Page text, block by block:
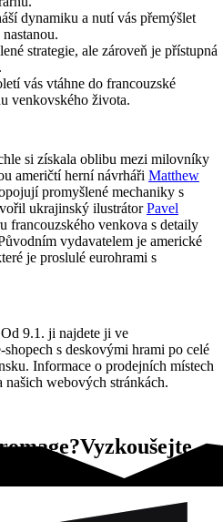
dynamiku a nutí vás přemýšlet
strategie, ale zároveň je přístupná
vás vtáhne do francouzské
venkovského života.
si získala oblibu mezi milovníky
američtí herní návrháři Matthew
promyšlené mechaniky s
ukrajinský ilustrátorPavel
francouzského venkova s detaily
vydavatelem je americké
je proslulé eurohrami s
9.1. ji najdete ji ve
s deskovými hrami po celé
Informace o prodejních místech
našich webových stránkách.